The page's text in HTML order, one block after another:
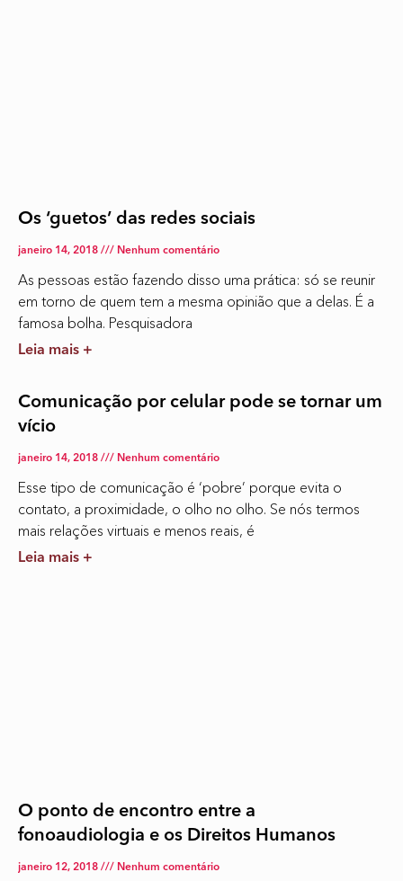
Os ‘guetos’ das redes sociais
janeiro 14, 2018 Nenhum comentário
As pessoas estão fazendo disso uma prática: só se reunir
em torno de quem tem a mesma opinião que a delas. É a
famosa bolha. Pesquisadora
Leia mais +
Comunicação por celular pode se tornar um
vício
janeiro 14, 2018 Nenhum comentário
Esse tipo de comunicação é ‘pobre’ porque evita o
contato, a proximidade, o olho no olho. Se nós termos
mais relações virtuais e menos reais, é
Leia mais +
O ponto de encontro entre a
fonoaudiologia e os Direitos Humanos
janeiro 12, 2018 Nenhum comentário